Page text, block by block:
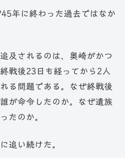
年に終わった過去ではなか
及されるのは、奥崎がかつ
戦後23日も経ってから2人
る問題である。なぜ終戦後
が命令したのか。なぜ遺族
たのか。
追い続けた。